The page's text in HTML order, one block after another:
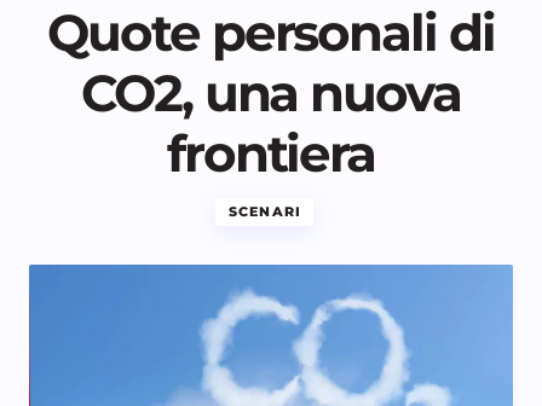
Quote personali di
CO2, una nuova
frontiera
SCENARI